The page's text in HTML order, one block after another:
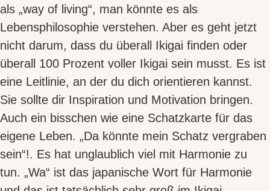
als „way of living“, man könnte es als
Lebensphilosophie verstehen. Aber es geht jetzt
nicht darum, dass du überall Ikigai finden oder
überall 100 Prozent voller Ikigai sein musst. Es ist
eine Leitlinie, an der du dich orientieren kannst.
Sie sollte dir Inspiration und Motivation bringen.
Auch ein bisschen wie eine Schatzkarte für das
eigene Leben. „Da könnte mein Schatz vergraben
sein“!. Es hat unglaublich viel mit Harmonie zu
tun. „Wa“ ist das japanische Wort für Harmonie